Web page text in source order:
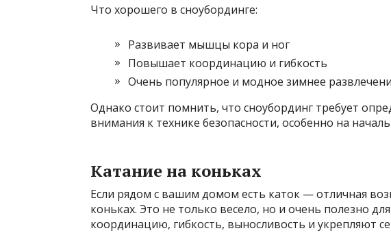
Что хорошего в сноубординге:
Развивает мышцы кора и ног
Повышает координацию и гибкость
Очень популярное и модное зимнее
Однако стоит помнить, что сноубординг требует
внимания к технике безопасности, особенно на
Катание на коньках
Если рядом с вашим домом есть каток — отличная
коньках. Это не только весело, но и очень полезно
координацию, гибкость, выносливость и укрепляют